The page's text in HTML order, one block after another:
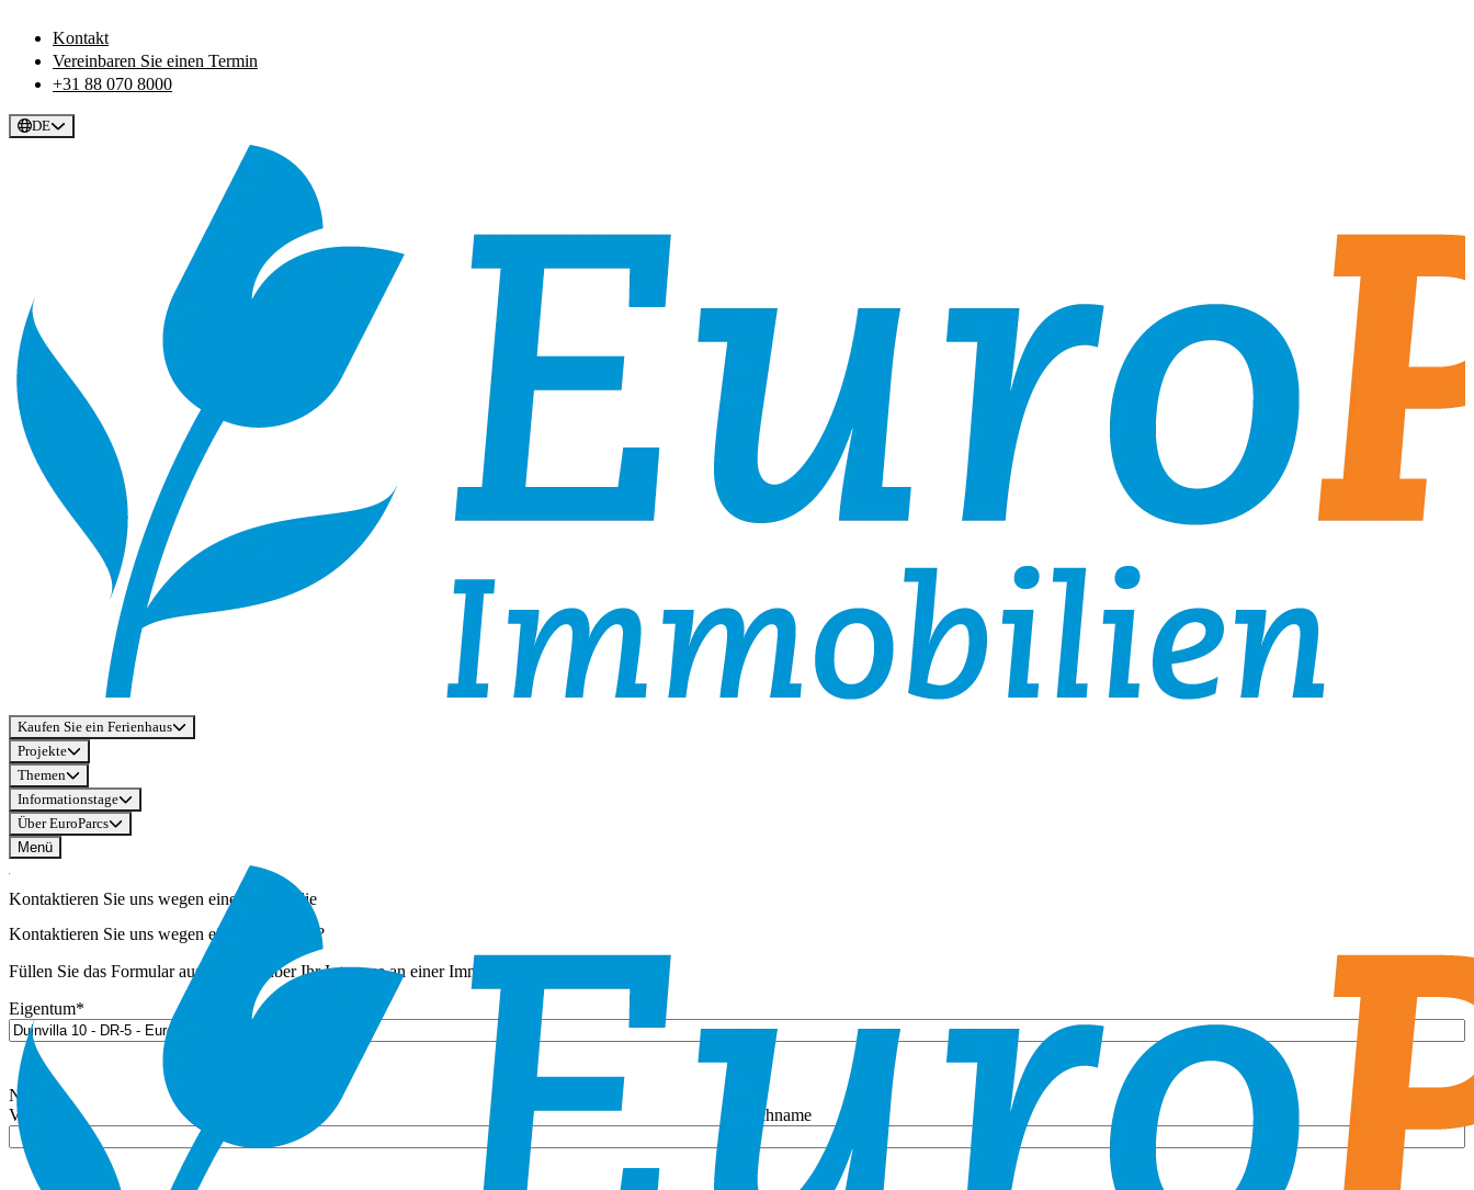
Kontakt
Vereinbaren Sie einen Termin
+31 88 070 8000
DE
Kaufen Sie ein Ferienhaus
Projekte
Themen
Informationstage
Über EuroParcs
Menü
Kontaktieren Sie uns wegen einer Immobilie
Kontaktieren Sie uns wegen einer Immobilie?
Füllen Sie das Formular aus, um uns über Ihr Interesse an einer Immobilie zu informieren.
Eigentum*
Name
Vorname
Nachname